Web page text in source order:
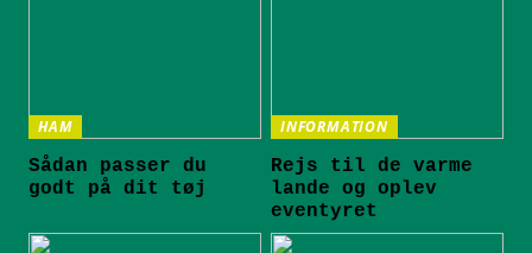
HAM
Sådan passer du
godt på dit tøj
INFORMATION
Rejs til de varme
lande og oplev
eventyret